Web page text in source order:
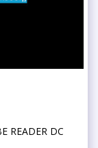
READER DC